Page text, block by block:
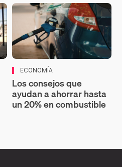
ECONOMÍA
Los consejos que
ayudan a ahorrar hasta
un 20% en combustible